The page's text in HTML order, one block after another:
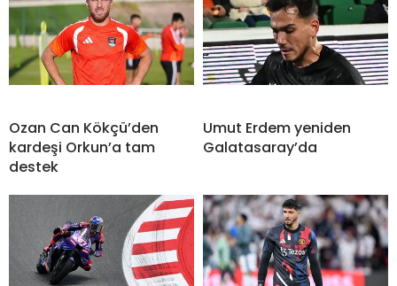
Ozan Can Kökçü’den
kardeşi Orkun’a tam
destek
Umut Erdem yeniden
Galatasaray’da